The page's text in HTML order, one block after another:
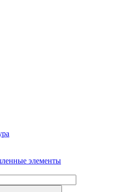
элементы